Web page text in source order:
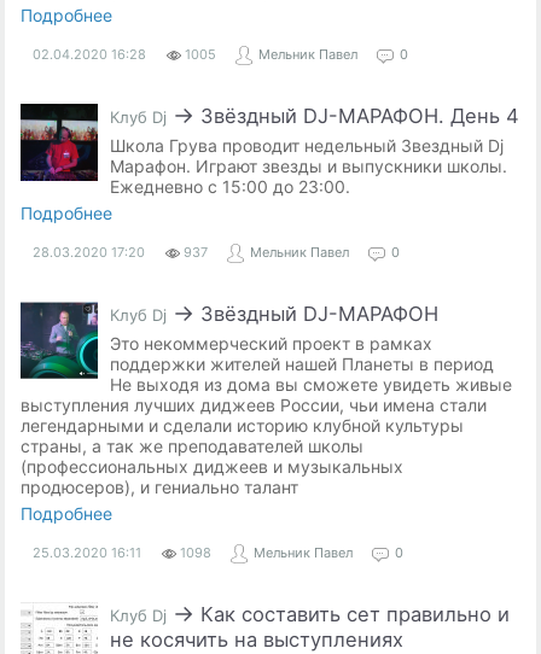
Подробнее
02.04.2020 16:28 1005 Мельник Павел 0
Клуб Dj → Звёздный DJ-МАРАФОН. День 4
Школа Грува проводит недельный Звездный Dj
Марафон. Играют звезды и выпускники школы.
Ежедневно с 15:00 до 23:00.
Подробнее
28.03.2020 17:20 937 Мельник Павел 0
Клуб Dj → Звёздный DJ-МАРАФОН
Это некоммерческий проект в рамках
поддержки жителей нашей Планеты в период
Не выходя из дома вы сможете увидеть живые
выступления лучших диджеев России, чьи имена стали
легендарными и сделали историю клубной культуры
страны, а так же преподавателей школы
(профессиональных диджеев и музыкальных
продюсеров), и гениально талант
Подробнее
25.03.2020 16:11 1098 Мельник Павел 0
Клуб Dj → Как составить сет правильно и
не косячить на выступлениях